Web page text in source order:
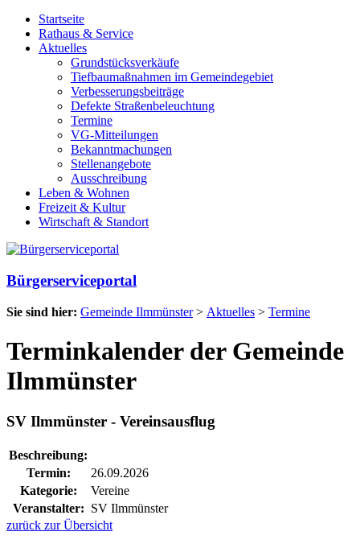
Startseite
Rathaus & Service
Aktuelles
Grundstücksverkäufe
Tiefbaumaßnahmen im Gemeindegebiet
Verbesserungsbeiträge
Defekte Straßenbeleuchtung
Termine
VG-Mitteilungen
Bekanntmachungen
Stellenangebote
Ausschreibung
Leben & Wohnen
Freizeit & Kultur
Wirtschaft & Standort
Bürgerserviceportal
Sie sind hier: Gemeinde Ilmmünster> Aktuelles > Termine
Terminkalender der Gemeinde
Ilmmünster
SV Ilmmünster - Vereinsausflug
Beschreibung:
Termin:
26.09.2026
Kategorie:
Vereine
Veranstalter: SV Ilmmünster
zurück zur Übersicht